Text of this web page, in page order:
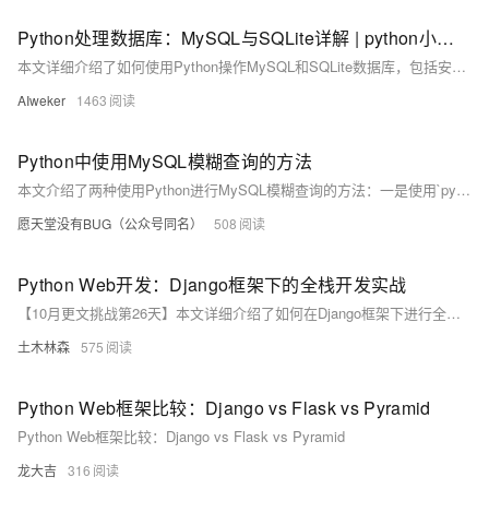
Python处理数据库：MySQL与SQLite详解 | python小知识
本文详细介绍了如何使用Python操作MySQL和SQLite数据库，包括安装必要的库、连接数据库、执行增删改查等基本操作，适合初学者快速上手。
AIweker 1463
Python中使用MySQL模糊查询的方法
本文介绍了两种使用Python进行MySQL模糊查询的方法：一是使用`pymysql`库，二是使用`mysql-connector-python`库。通过这两种方法，可以连接MySQL数据库并执行模糊查询。具体步骤包括安装库、配置数据库连接参数、编写SQL查询语句以及处理查询结果。文中详细展示了代码示例，并提供了注意事项，如替换数据库连接信息、正确使用通配符和关闭数据库连接等。确保在实际应用中注意SQL注入风险，使用参数化查询以保障安全性。
愿天堂没有BUG（公众号同名） 508
Python Web开发：Django框架下的全栈开发实战
【10月更文挑战第26天】本文详细介绍了如何在Django框架下进行全栈开发，包括环境安装与配置、创建项目和应用、定义模型类、运行数据库迁移、创建视图和URL映射、编写模板以及启动开发服务器等步骤，并通过示例代码展示了具体实现过程。
土木林森 575
Python Web框架比较：Django vs Flask vs Pyramid
Python Web框架比较：Django vs Flask vs Pyramid
龙大吉 316